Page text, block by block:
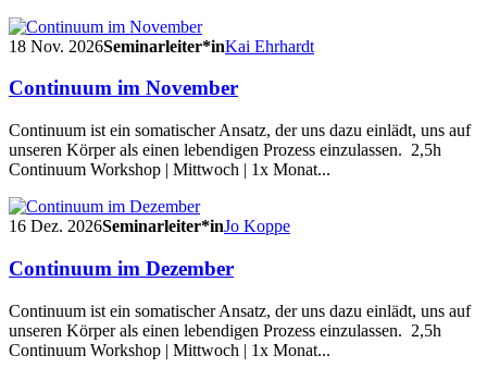
18 Nov. 2026Seminarleiter*inKai Ehrhardt
Continuum im November
Continuum ist ein somatischer Ansatz, der uns dazu einlädt, uns auf
unseren Körper als einen lebendigen Prozess einzulassen. 2,5h
Continuum Workshop | Mittwoch | 1x Monat...
16 Dez. 2026Seminarleiter*inJo Koppe
Continuum im Dezember
Continuum ist ein somatischer Ansatz, der uns dazu einlädt, uns auf
unseren Körper als einen lebendigen Prozess einzulassen. 2,5h
Continuum Workshop | Mittwoch | 1x Monat...